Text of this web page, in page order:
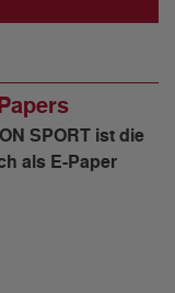
SPORT ist die
als E-Paper